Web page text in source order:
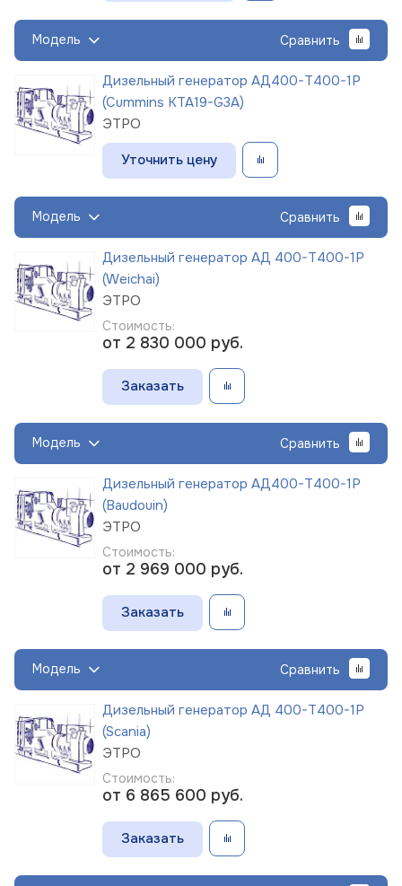
Модель Сравнить
Дизельный генератор АД400-Т400-1Р
(Cummins KTA19-G3A)
ЭТРО
Уточнить цену
Модель Сравнить
Дизельный генератор АД 400-Т400-1Р
(Weichai)
ЭТРО
Стоимость:
от 2 830 000 руб.
Заказать
Модель Сравнить
Дизельный генератор АД400-Т400-1Р
(Baudouin)
ЭТРО
Стоимость:
от 2 969 000 руб.
Заказать
Модель Сравнить
Дизельный генератор АД 400-Т400-1Р
(Scania)
ЭТРО
Стоимость:
от 6 865 600 руб.
Заказать